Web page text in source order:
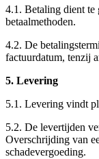
4.1. Betaling dient te
betaalmethoden.
4.2. De
factuurdatum, tenzij
5. Levering
5.1. Levering vindt
5.2. De levertijden
Overschrijding van
schadevergoeding.